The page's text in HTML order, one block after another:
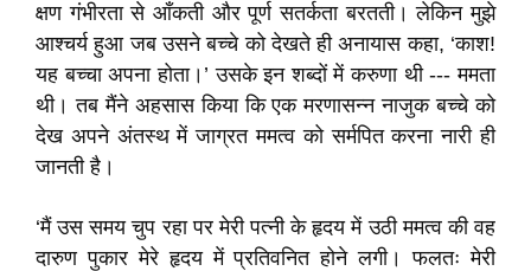
क्षण गंभीरता से आँकती और पूर्ण सतर्कता बरतती। लेकिन मुझे
आश्चर्य हुआ जब उसने बच्चे को देखते ही अनायास कहा, ‘काश!
यह बच्चा अपना होता।’ उसके इन शब्दों में करुणा थी --- ममता
थी। तब मैंने अहसास किया कि एक मरणासन्न नाजुक बच्चे को
देख अपने अंतस्थ में जाग्रत ममत्व को सर्मपित करना नारी ही
जानती है।
‘मैं उस समय चुप रहा पर मेरी पत्नी के हृदय में उठी ममत्व की वह
दारुण पुकार मेरे हृदय में प्रतिवनित होने लगी। फलतः मेरी